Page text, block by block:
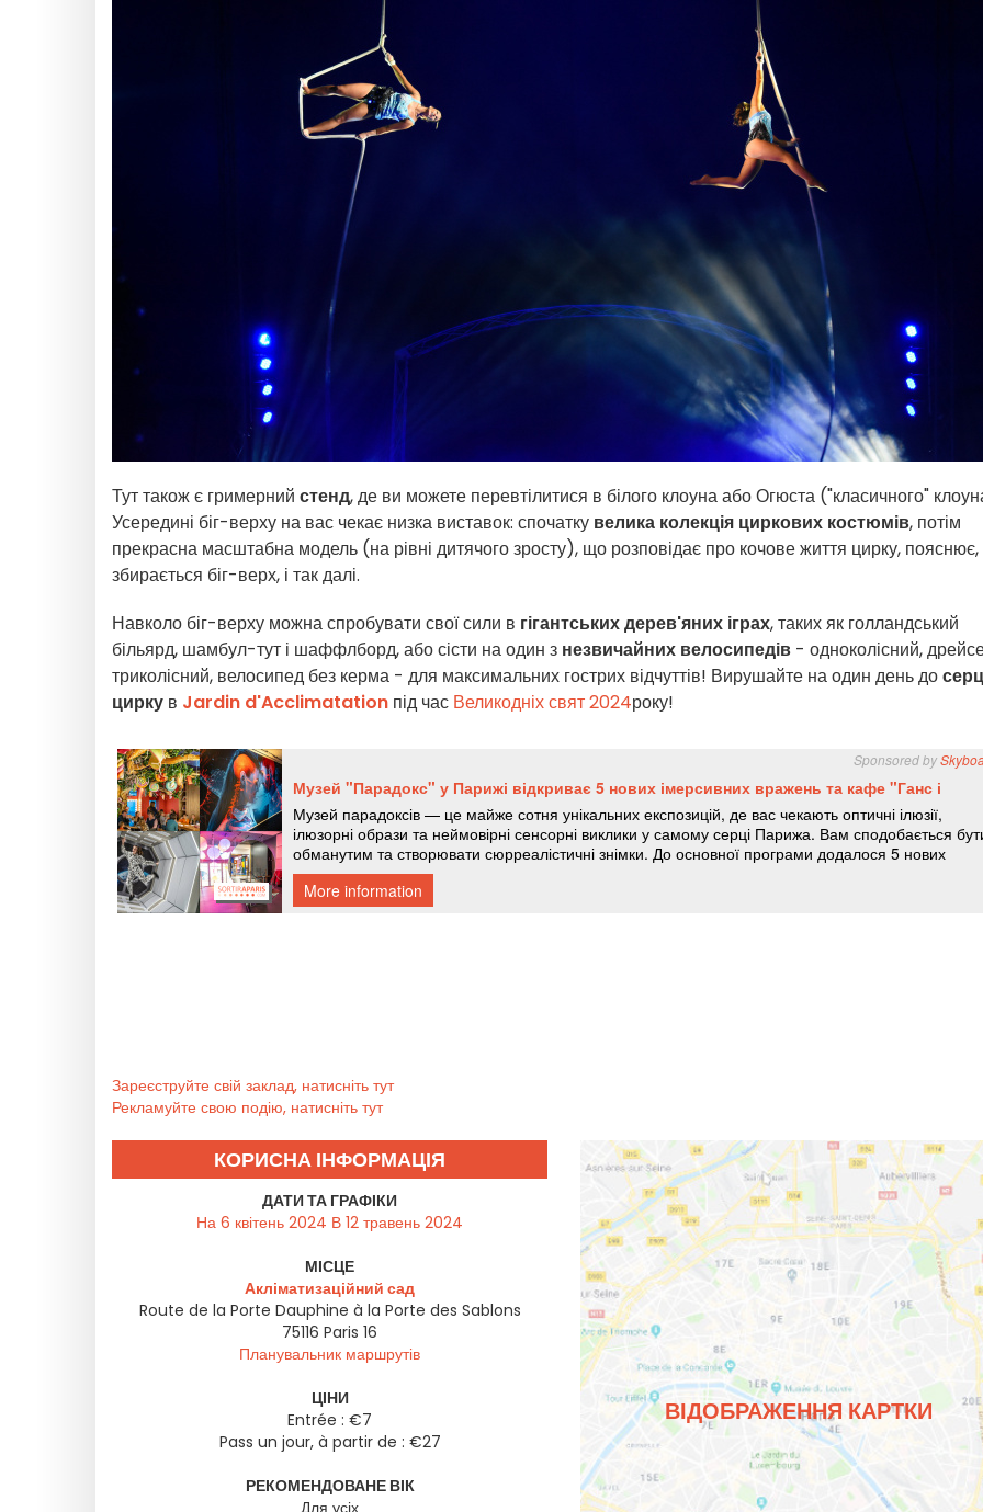
Тут також є гримерний стенд, де ви можете перевтілитися в білого клоуна або Огюста ("класичного"
Усередині біг-верху на вас чекає низка виставок: спочатку велика колекція циркових костюмів, потім
прекрасна масштабна модель (на рівні дитячого зросту), що розповідає про кочове життя цирку, пояснює,
збирається біг-верх, і так далі.
Навколо біг-верху можна спробувати свої сили в гігантських дерев'яних іграх, таких як голландський
більярд, шамбул-тут і шаффлборд, або сісти на один з незвичайних велосипедів - одноколісний,
триколісний, велосипед без керма - для максимальних гострих відчуттів! Вирушайте на один день до
цирку в Jardin d'Acclimatation під час Великодніх свят 2024року!
Зареєструйте свій заклад, натисніть тут
Рекламуйте свою подію, натисніть тут
КОРИСНА ІНФОРМАЦІЯ
ДАТИ ТА ГРАФІКИ
На 6 квітень 2024 В 12 травень 2024
МІСЦЕ
Акліматизаційний сад
Route de la Porte Dauphine à la Porte des Sablons
75116 Paris 16
Планувальник маршрутів
ЦІНИ
Entrée : €7
Pass un jour, à partir de : €27
РЕКОМЕНДОВАНЕ ВІК
Для усіх
ВІДОБРАЖЕННЯ КАРТКИ